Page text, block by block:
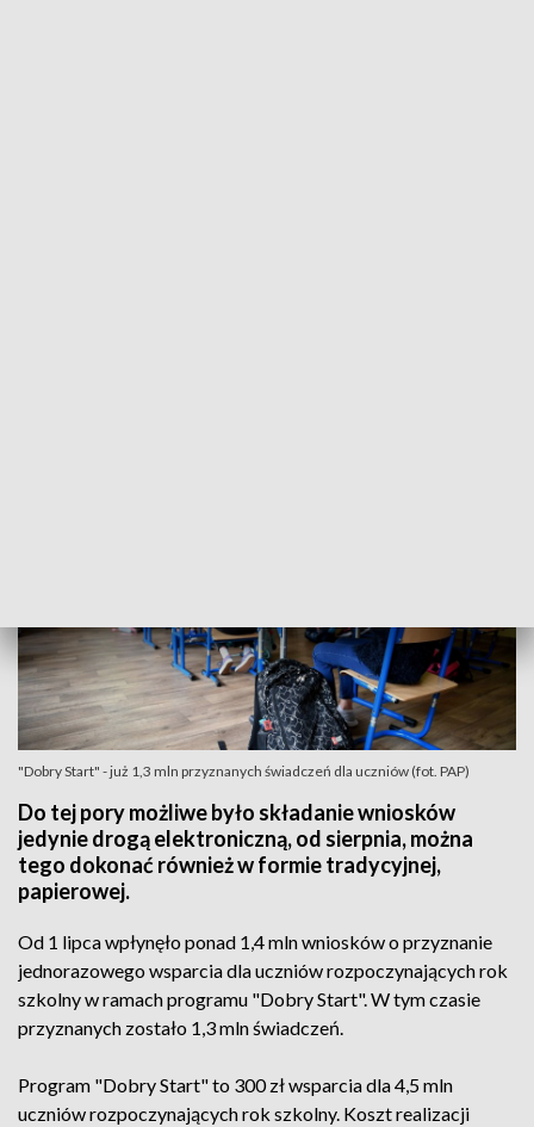
"Dobry Start" - już 1,3 mln przyznanych świadczeń dla uczniów (fot. PAP)
Do tej pory możliwe było składanie wniosków
jedynie drogą elektroniczną, od sierpnia, można
tego dokonać również w formie tradycyjnej,
papierowej.
Od 1 lipca wpłynęło ponad 1,4 mln wniosków o przyznanie
jednorazowego wsparcia dla uczniów rozpoczynających rok
szkolny w ramach programu "Dobry Start". W tym czasie
przyznanych zostało 1,3 mln świadczeń.
Program "Dobry Start" to 300 zł wsparcia dla 4,5 mln
uczniów rozpoczynających rok szkolny. Koszt realizacji